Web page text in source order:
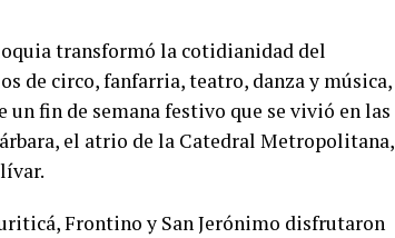
transformó la cotidianidad del
de circo, fanfarria, teatro, danza y música,
un fin de semana festivo que se vivió en las
el atrio de la Catedral Metropolitana,
Frontino y San Jerónimo disfrutaron